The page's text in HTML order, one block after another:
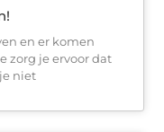
en er komen
zorg je ervoor dat
niet